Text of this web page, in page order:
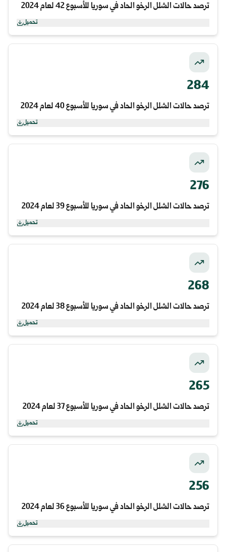
ترصد حالات الشلل الرخو الحاد في سوريا للأسبوع 42 لعام 2024
تحميل
284
ترصد حالات الشلل الرخو الحاد في سوريا للأسبوع 40 لعام 2024
تحميل
276
ترصد حالات الشلل الرخو الحاد في سوريا للأسبوع 39 لعام 2024
تحميل
268
ترصد حالات الشلل الرخو الحاد في سوريا للأسبوع 38 لعام 2024
تحميل
265
ترصد حالات الشلل الرخو الحاد في سوريا للأسبوع 37 لعام 2024
تحميل
256
ترصد حالات الشلل الرخو الحاد في سوريا للأسبوع 36 لعام 2024
تحميل